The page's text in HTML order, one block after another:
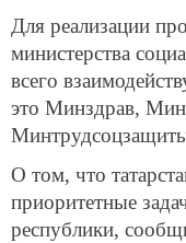
Для реализации
министерства
всего
это Минздрав,
О том, что
приоритетные
республики,